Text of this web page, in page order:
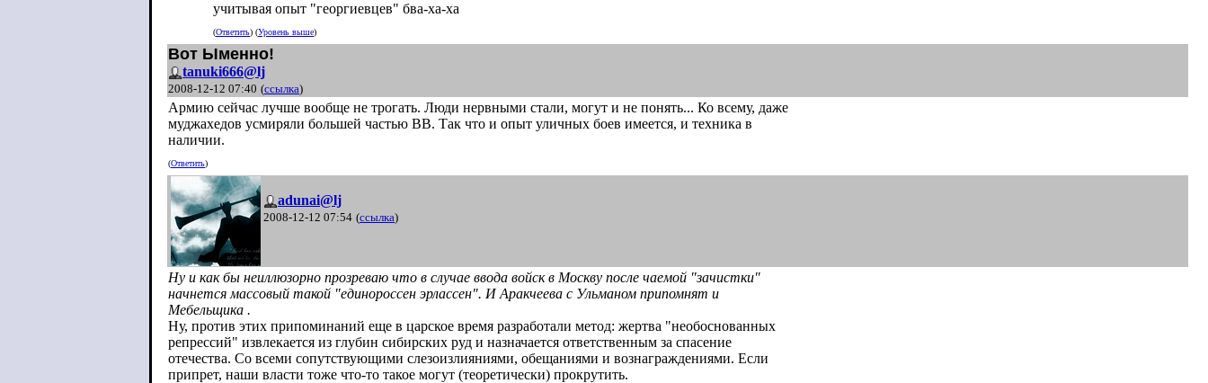
учитывая опыт "георгиевцев" бва-ха-ха
(Ответить) (Уровень выше)
Вот Ыменно!
tanuki666@lj
2008-12-12 07:40 (ссылка)
Армию сейчас лучше вообще не трогать. Люди нервными стали, могут и не понять... Ко всему, даже
муджахедов усмиряли большей частью ВВ. Так что и опыт уличных боев имеется, и техника в
наличии.
(Ответить)
adunai@lj
2008-12-12 07:54 (ссылка)
Ну и как бы неиллюзорно прозреваю что в случае ввода войск в Москву после чаемой "зачистки"
начнется массовый такой "единороссен эрлассен". И Аракчеева с Ульманом припомнят и
Мебельщика .
Ну, против этих припоминаний еще в царское время разработали метод: жертва "необоснованных
репрессий" извлекается из глубин сибирских руд и назначается ответственным за спасение
отечества. Со всеми сопутствующими слезоизлияниями, обещаниями и вознаграждениями. Если
припрет, наши власти тоже что-то такое могут (теоретически) прокрутить.